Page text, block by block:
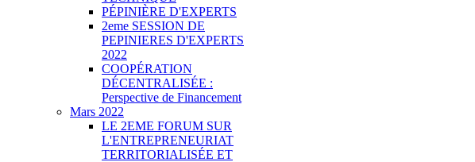
PÉPINIÈRE D'EXPERTS
2eme SESSION DE
PEPINIERES D'EXPERTS
2022
COOPÉRATION
DÉCENTRALISÉE :
Perspective de Financement
Mars 2022
LE 2EME FORUM SUR
L'ENTREPRENEURIAT
TERRITORIALISÉE ET